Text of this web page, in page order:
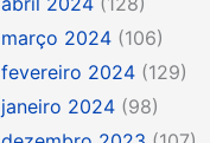
março 2024 (106)
fevereiro 2024 (129)
janeiro 2024 (98)